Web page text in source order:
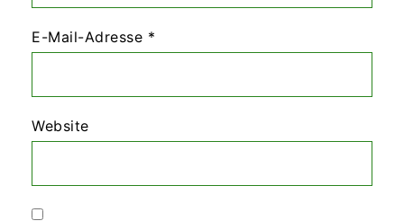
E-Mail-Adresse *
Website